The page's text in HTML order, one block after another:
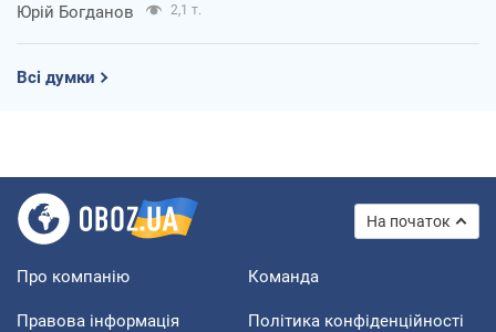
Юрій Богданов 2,1 т.
Всі думки
На початок
Про компанію Команда
Правова інформація Політика конфіденційності